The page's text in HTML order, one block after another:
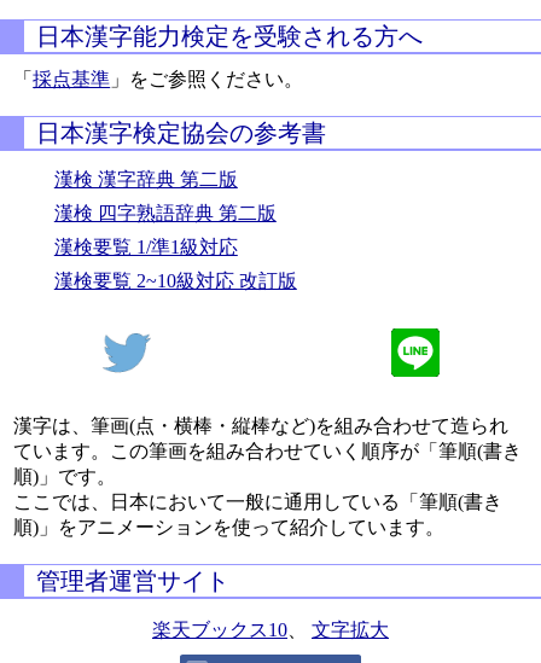
日本漢字能力検定を受験される方へ
「採点基準 」をご参照ください。
日本漢字検定協会の参考書
漢検 漢字辞典 第二版
漢検 四字熟語辞典 第二版
漢検要覧 1/準1級対応
漢検要覧 2~10級対応 改訂版
漢字は、筆画(点・横棒・縦棒など)を組み合わせて造られ
ています。この筆画を組み合わせていく順序が「筆順(書き
順)」です。
ここでは、日本において一般に通用している「筆順(書き
順)」をアニメーションを使って紹介しています。
管理者運営サイト
楽天ブックス10 文字拡大